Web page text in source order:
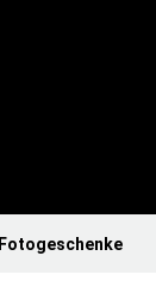
Fotogeschenke